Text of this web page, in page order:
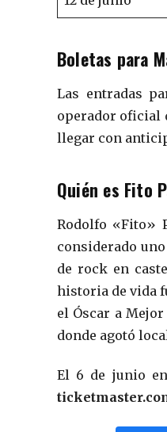
Boletas para
Las entradas
operador oficial
llegar con
Quién es Fito
Rodolfo «Fito»
considerado
de rock en
historia de vida
el Óscar a
donde agotó
El 6 de junio